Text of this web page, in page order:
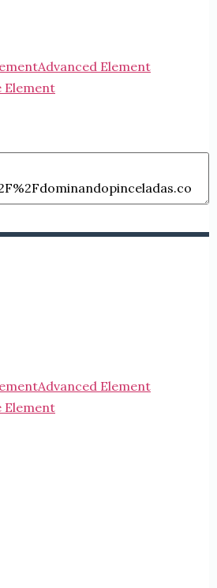
Advanced Element
Element
Advanced Element
Element